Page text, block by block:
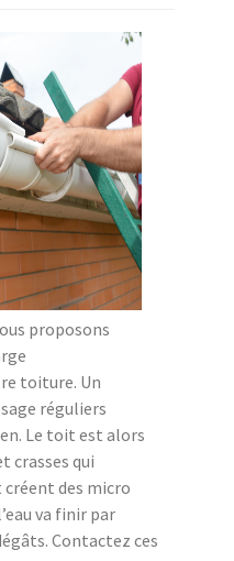
proposons
toiture. Un
réguliers
Le toit est alors
crasses qui
des micro
va finir par
Contactez ces